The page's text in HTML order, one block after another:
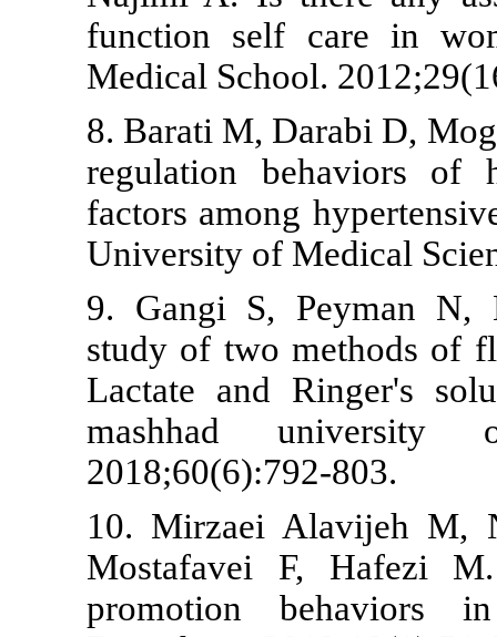
function
Medical
8. Barati M,
regulation
factors
University of
9. Gangi S,
study of two
Lactate
mashhad
10. Mirzaei
Mostafavei
promotion